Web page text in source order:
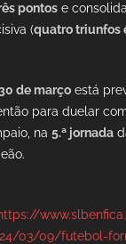
pontos e
(quatro triunfos
de março está
para duelar
na 5.ª jornada
03/09/futebol-